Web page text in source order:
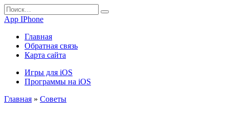
Перейти
к
содержанию
Search
for:
App IPhone
Главная
Обратная связь
Карта сайта
Игры для iOS
Программы на iOS
Главная » Советы